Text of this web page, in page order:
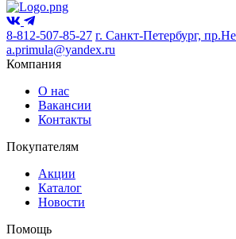
8-812-507-85-27 г. Санкт-Петербург,
a.primula@yandex.ru
Компания
О нас
Вакансии
Контакты
Покупателям
Акции
Каталог
Новости
Помощь